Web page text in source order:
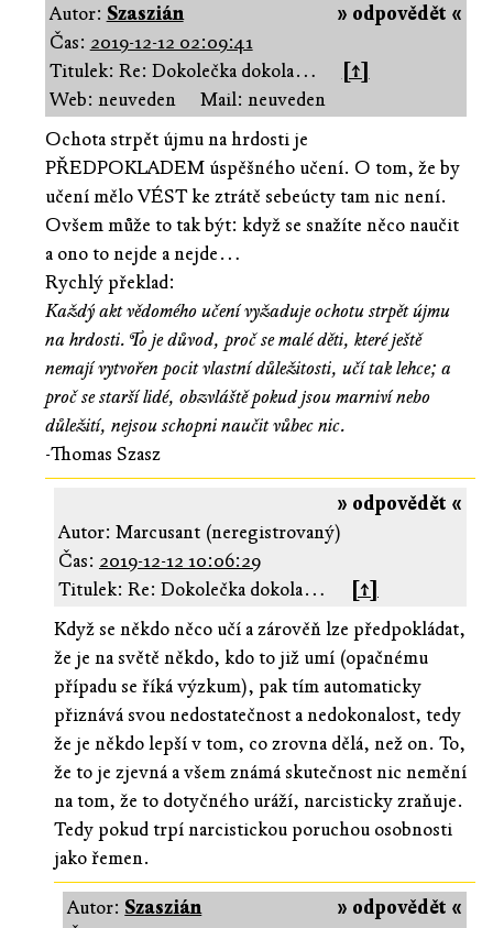
» odpovědět «
Autor: Szaszián
Čas: 2019-12-12 02:09:41
Titulek: Re: Dokolečka dokola…
[↑]
Web: neuveden
Mail: neuveden
Ochota strpět újmu na hrdosti je
PŘEDPOKLADEM úspěšného učení. O tom, že by
učení mělo VÉST ke ztrátě sebeúcty tam nic není.
Ovšem může to tak být: když se snažíte něco naučit
a ono to nejde a nejde…
Rychlý překlad:
Každý akt vědomého učení vyžaduje ochotu strpět újmu
na hrdosti. To je důvod, proč se malé děti, které ještě
nemají vytvořen pocit vlastní důležitosti, učí tak lehce; a
proč se starší lidé, obzvláště pokud jsou marniví nebo
důležití, nejsou schopni naučit vůbec nic.
-Thomas Szasz
» odpovědět «
Autor: Marcusant (neregistrovaný)
Čas: 2019-12-12 10:06:29
Titulek: Re: Dokolečka dokola…
[↑]
Když se někdo něco učí a zárověň lze předpokládat,
že je na světě někdo, kdo to již umí (opačnému
případu se říká výzkum), pak tím automaticky
přiznává svou nedostatečnost a nedokonalost, tedy
že je někdo lepší v tom, co zrovna dělá, než on. To,
že to je zjevná a všem známá skutečnost nic nemění
na tom, že to dotyčného uráží, narcisticky zraňuje.
Tedy pokud trpí narcistickou poruchou osobnosti
jako řemen.
» odpovědět «
Autor: Szaszián